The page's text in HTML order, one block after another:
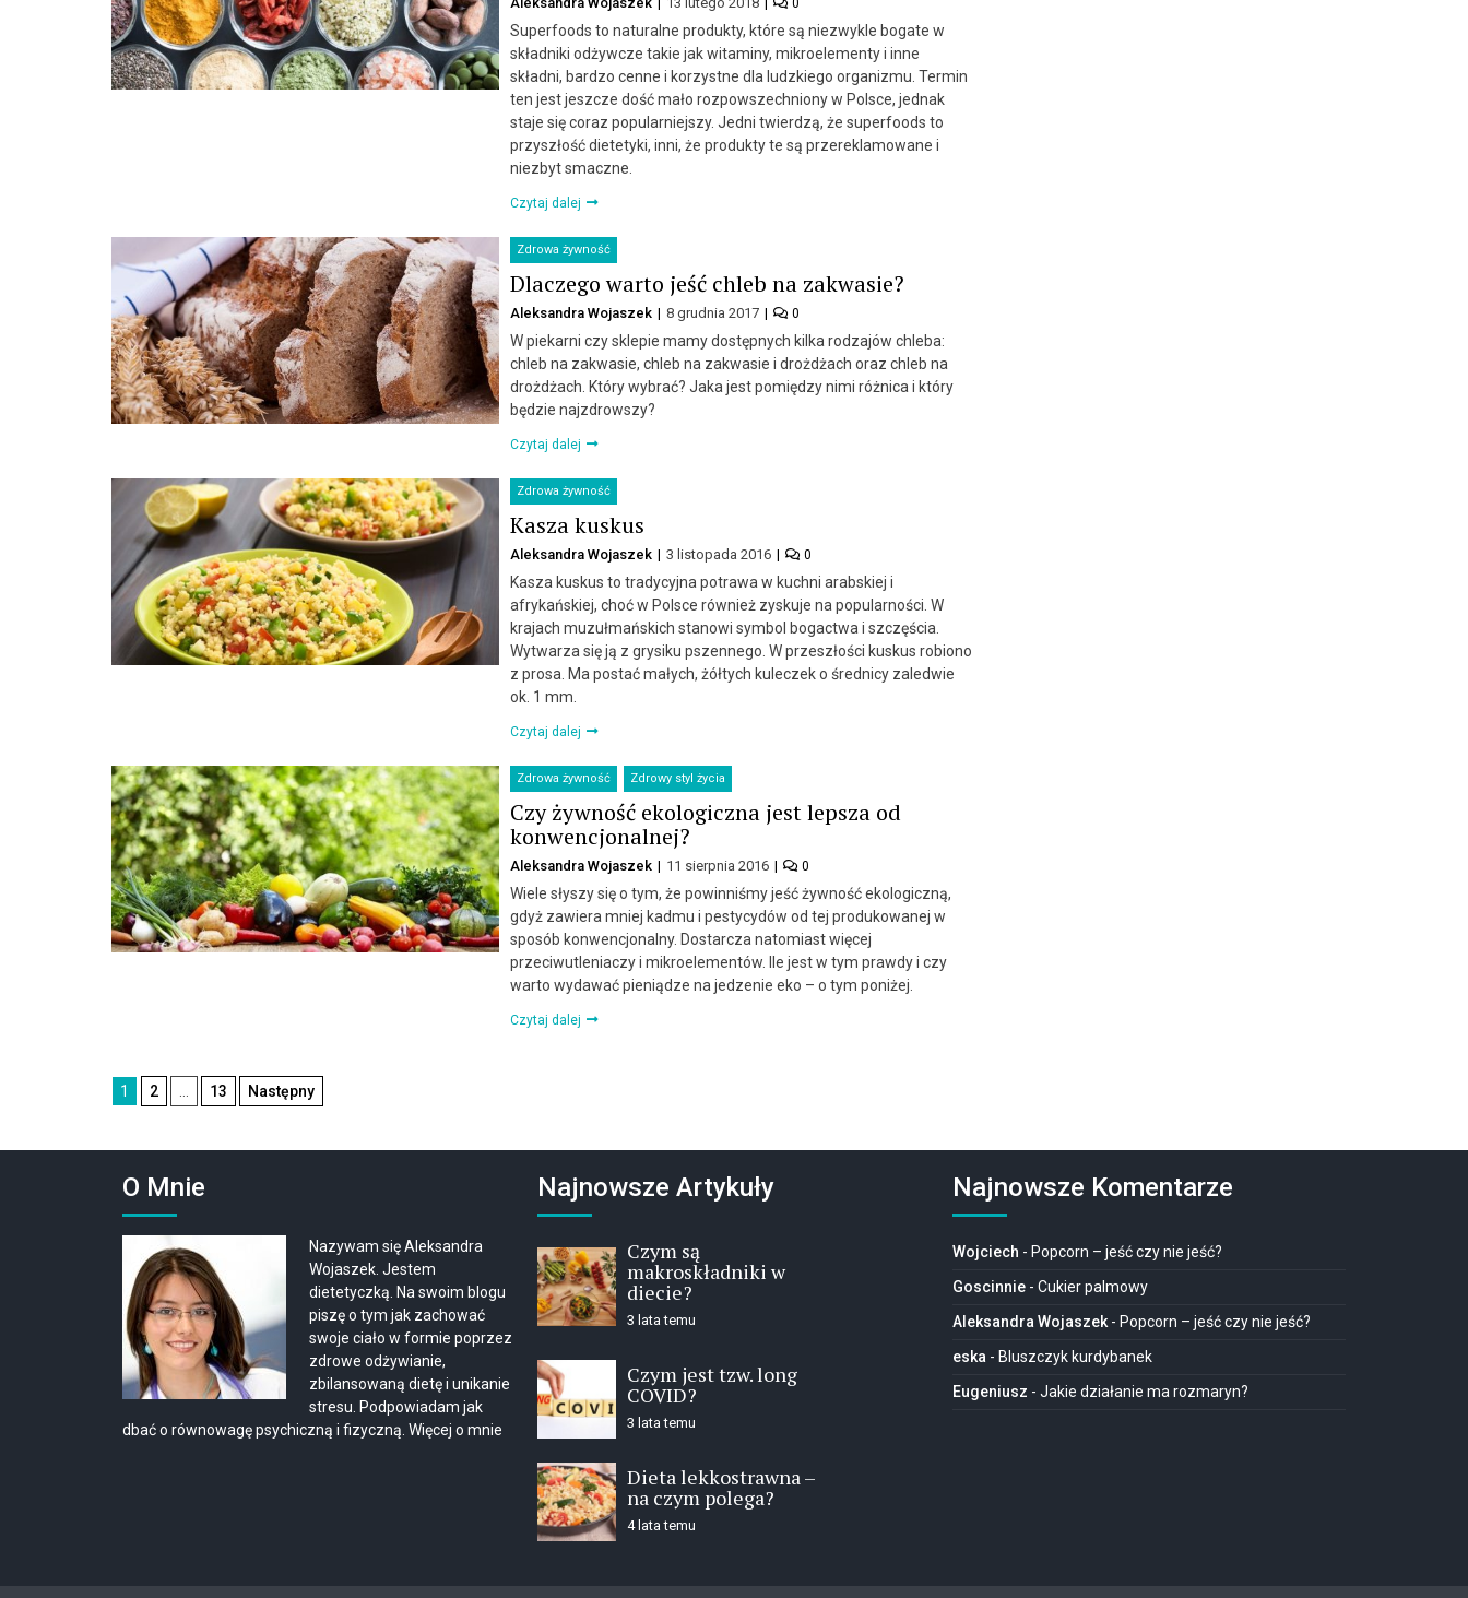
0
Superfoods to naturalne produkty, które są niezwykle bogate w
składniki odżywcze takie jak witaminy, mikroelementy i inne
składni, bardzo cenne i korzystne dla ludzkiego organizmu. Termin
ten jest jeszcze dość mało rozpowszechniony w Polsce, jednak
staje się coraz popularniejszy. Jedni twierdzą, że superfoods to
przyszłość dietetyki, inni, że produkty te są przereklamowane i
niezbyt smaczne.
Czytaj dalej
Zdrowa żywność
Dlaczego warto jeść chleb na zakwasie?
Aleksandra Wojaszek 8 grudnia 2017 0
W piekarni czy sklepie mamy dostępnych kilka rodzajów chleba:
chleb na zakwasie, chleb na zakwasie i drożdżach oraz chleb na
drożdżach. Który wybrać? Jaka jest pomiędzy nimi różnica i który
będzie najzdrowszy?
Czytaj dalej
Zdrowa żywność
Kasza kuskus
Aleksandra Wojaszek 3 listopada 2016 0
Kasza kuskus to tradycyjna potrawa w kuchni arabskiej i
afrykańskiej, choć w Polsce również zyskuje na popularności. W
krajach muzułmańskich stanowi symbol bogactwa i szczęścia.
Wytwarza się ją z grysiku pszennego. W przeszłości kuskus robiono
z prosa. Ma postać małych, żółtych kuleczek o średnicy zaledwie
ok. 1 mm.
Czytaj dalej
Zdrowa żywność Zdrowy styl życia
Czy żywność ekologiczna jest lepsza od
konwencjonalnej?
Aleksandra Wojaszek 11 sierpnia 2016 0
Wiele słyszy się o tym, że powinniśmy jeść żywność ekologiczną,
gdyż zawiera mniej kadmu i pestycydów od tej produkowanej w
sposób konwencjonalny. Dostarcza natomiast więcej
przeciwutleniaczy i mikroelementów. Ile jest w tym prawdy i czy
warto wydawać pieniądze na jedzenie eko – o tym poniżej.
Czytaj dalej
Nawigacja
wpisach
1 2 13 Następny
O Mnie
Nazywam się Aleksandra
Wojaszek. Jestem
dietetyczką. Na swoim blogu
piszę o tym jak zachować
swoje ciało w formie poprzez
zdrowe odżywianie,
zbilansowaną dietę i unikanie
stresu. Podpowiadam jak
dbać o równowagę psychiczną i fizyczną. Więcej o mnie
Najnowsze Artykuły
Czym są
makroskładniki w
diecie?
3 lata temu
Czym jest tzw. long
COVID?
3 lata temu
Dieta lekkostrawna –
na czym polega?
4 lata temu
Najnowsze Komentarze
Wojciech - Popcorn – jeść czy nie jeść?
Goscinnie- Cukier palmowy
Aleksandra Wojaszek- Popcorn – jeść czy nie jeść?
eska - Bluszczyk kurdybanek
Eugeniusz - Jakie działanie ma rozmaryn?